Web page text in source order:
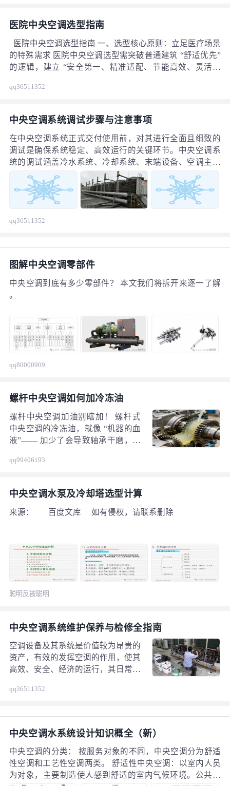
医院中央空调选型指南
医院中央空调选型指南 一、选型核心原则：立足医疗场景
的特殊需求 医院中央空调选型需突破普通建筑 “舒适优先”
的逻辑，建立 “安全第一、精准适配、节能高效、灵活运
医院是病原微生物聚集与传播的高风险场所，中央空调若
选型必须将空气安全与卫生防护放在首位：需确保系统具
备高效空气过滤、气流组织合理、易清洁消毒的特性，能
有效阻隔细菌、病毒、气溶胶等污染物扩散；同时，冷水
系统、冷凝水系统需具备防滋生、防泄漏设计，避免二次
污染风险。
qq36511352
中央空调系统调试步骤与注意事项
在中央空调系统正式交付使用前，对其进行全面且细致的
调试是确保系统稳定、高效运行的关键环节。中央空调系
统的调试涵盖冷水系统、冷却系统、末端设备、空调主机
以及附属设备等多个部分，每个部分的调试目的和步骤各
有差异。
qq36511352
图解中央空调零部件
中央空调到底有多少零部件？ 本文我们将拆开来逐一了解
。
qq80000909
螺杆中央空调如何加冷冻油
螺杆中央空调加油别瞎加！ 螺杆式
中央空调的冷冻油，就像 “机器的血
液”—— 加少了会导致轴承干磨，加
打坏转子），很多人凭 “油位镜大概
螺杆机的加油量有精准确认方法，结
合油位镜、机型参数和运行状态，3
步就能搞定，新手也能学会。 一、
润滑，还负责 “密封压缩腔”（减少
制冷剂泄漏），油量必须精准：加少
qq99406193
中央空调水泵及冷却塔选型计算
来源： 百度文库 如有侵权，请联系删除
聪明反被聪明
中央空调系统维护保养与检修全指南
空调设备及其系统是价值较为昂贵的
资产，有效的发挥空调的作用，使其
高效、安全、经济的运行，其日常维
排出故障隐患，减少事故，减少运行
保障正常的工作时序。
qq36511352
中央空调水系统设计知识概全（新）
中央空调的分类： 按服务对象的不同，中央空调分为舒适
性空调和工艺性空调两类。 舒适性中央空调：以室内人员
为对象，主要制造使人感到舒适的室内气候环境。公共建